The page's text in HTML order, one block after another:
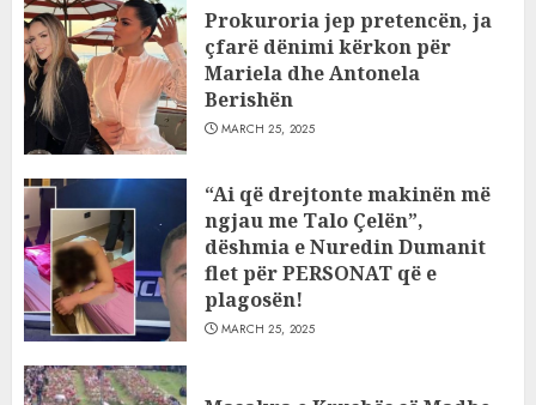
Prokuroria jep pretencën, ja
çfarë dënimi kërkon për
Mariela dhe Antonela
Berishën
MARCH 25, 2025
“Ai që drejtonte makinën më
ngjau me Talo Çelën”,
dëshmia e Nuredin Dumanit
flet për PERSONAT që e
plagosën!
MARCH 25, 2025